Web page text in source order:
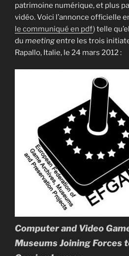
patrimoine numérique, et plus
vidéo. Voici l’annonce officielle
le communiqué en pdf) telle
du meetingentre les trois
Rapallo, Italie, le 24 mars 2012 :
Computer and Video
Museums Joining Forces